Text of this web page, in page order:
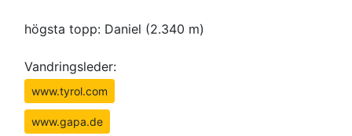
högsta topp: Daniel (2.340 m)
Vandringsleder:
www.tyrol.com
www.gapa.de